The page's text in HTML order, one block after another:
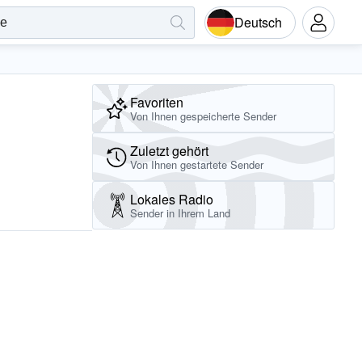
Deutsch
Favoriten
Von Ihnen gespeicherte Sender
Zuletzt gehört
Von Ihnen gestartete Sender
Lokales Radio
Sender in Ihrem Land